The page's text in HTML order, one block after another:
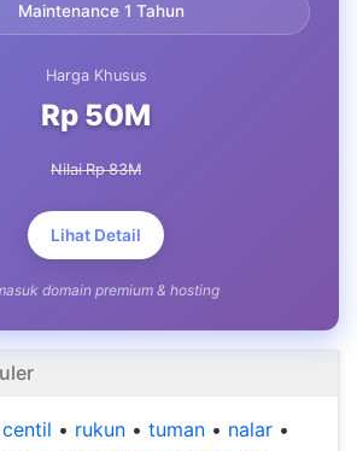
Maintenance 1 Tahun
Harga Khusus
Rp 50M
Nilai Rp 83M
Lihat Detail
domain premium & hosting
centil • rukun • tuman • nalar •